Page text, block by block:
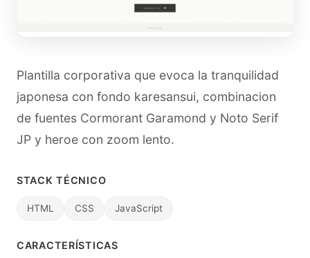
Plantilla corporativa que evoca la tranquilidad
japonesa con fondo karesansui, combinacion
de fuentes Cormorant Garamond y Noto Serif
JP y heroe con zoom lento.
STACK TÉCNICO
HTML CSS JavaScript
CARACTERÍSTICAS